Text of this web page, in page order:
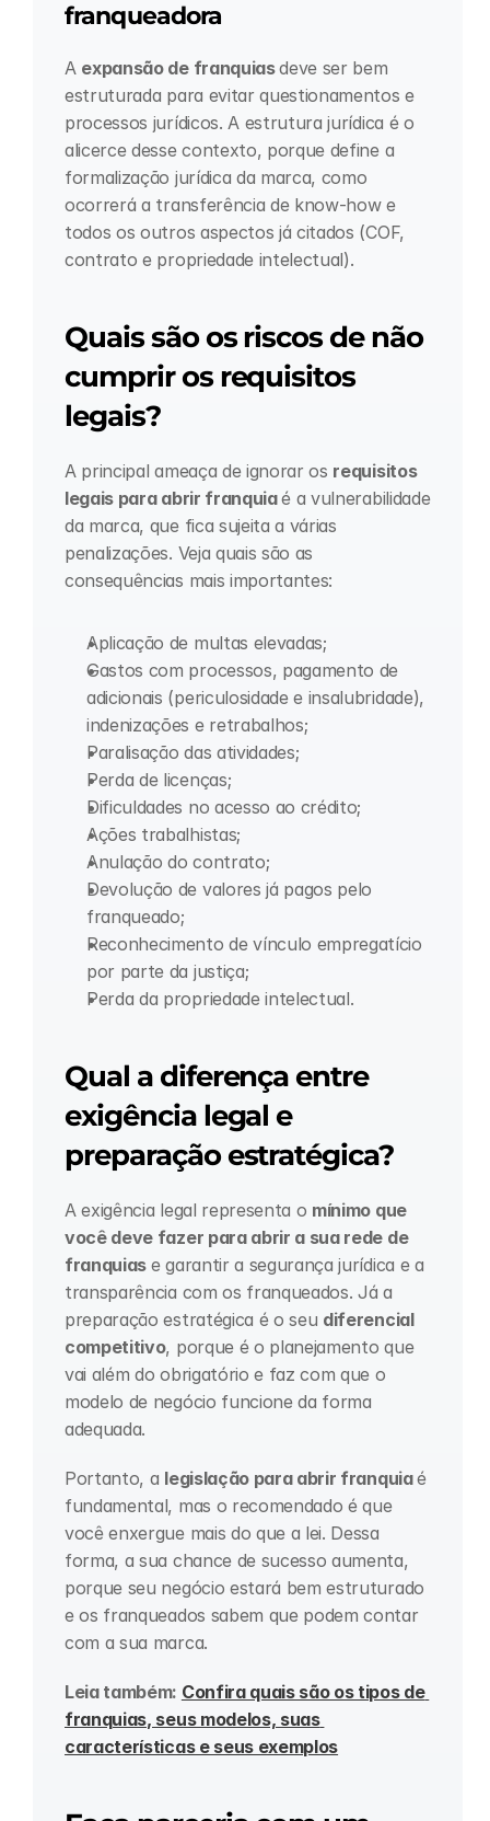
franqueadora
A expansão de franquias deve ser bem
estruturada para evitar questionamentos e
processos jurídicos. A estrutura jurídica é o
alicerce desse contexto, porque define a
formalização jurídica da marca, como
ocorrerá a transferência de know-how e
todos os outros aspectos já citados (COF,
contrato e propriedade intelectual).
Quais são os riscos de não
cumprir os requisitos
legais?
A principal ameaça de ignorar os requisitos
legais para abrir franquia é a vulnerabilidade
da marca, que fica sujeita a várias
penalizações. Veja quais são as
consequências mais importantes:
Aplicação de multas elevadas;
Gastos com processos, pagamento de
adicionais (periculosidade e insalubridade),
indenizações e retrabalhos;
Paralisação das atividades;
Perda de licenças;
Dificuldades no acesso ao crédito;
Ações trabalhistas;
Anulação do contrato;
Devolução de valores já pagos pelo
franqueado;
Reconhecimento de vínculo empregatício
por parte da justiça;
Perda da propriedade intelectual.
Qual a diferença entre
exigência legal e
preparação estratégica?
A exigência legal representa o mínimo que
você deve fazer para abrir a sua rede de
franquias e garantir a segurança jurídica e a
transparência com os franqueados. Já a
preparação estratégica é o seu diferencial
competitivo, porque é o planejamento que
vai além do obrigatório e faz com que o
modelo de negócio funcione da forma
adequada.
Portanto, a legislação para abrir franquia é
fundamental, mas o recomendado é que
você enxergue mais do que a lei. Dessa
forma, a sua chance de sucesso aumenta,
porque seu negócio estará bem estruturado
e os franqueados sabem que podem contar
com a sua marca.
Leia também: Confira quais são os tipos de
franquias, seus modelos, suas
características e seus exemplos